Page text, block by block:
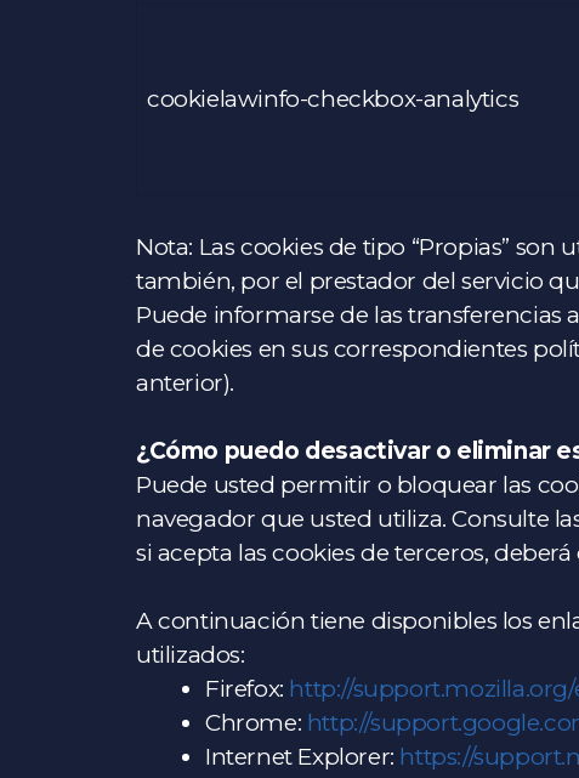
cookielawinfo-checkbox-analytics
Nota: Las cookies de tipo “Propias” son
también, por el prestador del servicio
Puede informarse de las transferencias
de cookies en sus correspondientes
anterior).
¿Cómo puedo desactivar o eliminar
Puede usted permitir o bloquear las
navegador que usted utiliza. Consulte
si acepta las cookies de terceros,
A continuación tiene disponibles los
utilizados:
Firefox: http://
Chrome: http://
Internet Explorer: https://